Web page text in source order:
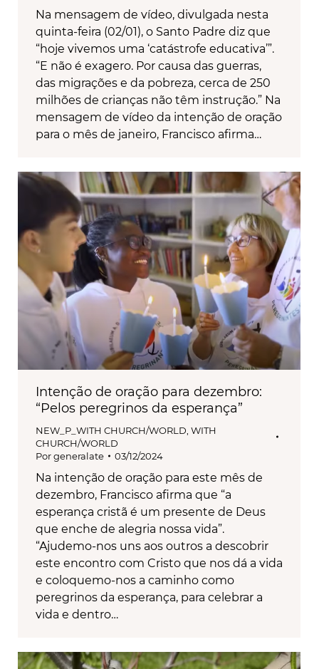
Na mensagem de vídeo, divulgada nesta
quinta-feira (02/01), o Santo Padre diz que
“hoje vivemos uma ‘catástrofe educativa’”.
“E não é exagero. Por causa das guerras,
das migrações e da pobreza, cerca de 250
milhões de crianças não têm instrução.” Na
mensagem de vídeo da intenção de oração
para o mês de janeiro, Francisco afirma…
Intenção de oração para dezembro:
“Pelos peregrinos da esperança”
NEW_P_WITH CHURCH/WORLD, WITH
CHURCH/WORLD
Porgeneralate 03/12/2024
Na intenção de oração para este mês de
dezembro, Francisco afirma que “a
esperança cristã é um presente de Deus
que enche de alegria nossa vida”.
“Ajudemo-nos uns aos outros a descobrir
este encontro com Cristo que nos dá a vida
e coloquemo-nos a caminho como
peregrinos da esperança, para celebrar a
vida e dentro…